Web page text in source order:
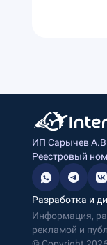
ИП Сарычев А.В.
Реестровый
Разработка и
Информация,
рекламой и